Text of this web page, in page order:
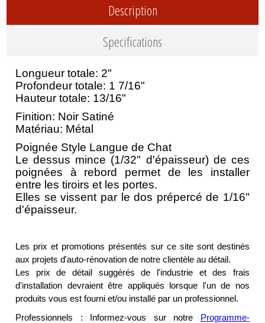
Description
Specifications
Longueur totale: 2"
Profondeur totale: 1 7/16"
Hauteur totale: 13/16"
Finition: Noir Satiné
Matériau: Métal
Poignée Style Langue de Chat
Le dessus mince (1/32" d'épaisseur) de ces
poignées à rebord permet de les installer
entre les tiroirs et les portes.
Elles se vissent par le dos prépercé de 1/16"
d'épaisseur.
Les prix et promotions présentés sur ce site sont destinés
aux projets d'auto-rénovation de notre clientèle au détail.
Les prix de détail suggérés de l'industrie et des frais
d'installation devraient être appliqués lorsque l'un de nos
produits vous est fourni et/ou installé par un professionnel.
Professionnels : Informez-vous sur notre
Programme-